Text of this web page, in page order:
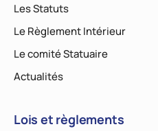
Les Statuts
Le Règlement Intérieur
Le comité Statuaire
Actualités
Lois et règlements